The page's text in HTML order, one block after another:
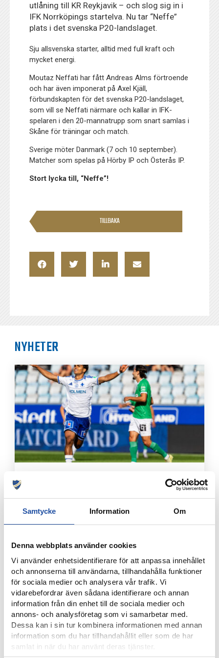
Samtycke Information Om
Denna webbplats använder cookies
Vi använder enhetsidentifierare för att anpassa innehållet
och annonserna till användarna, tillhandahålla funktioner
för sociala medier och analysera vår trafik. Vi
vidarebefordrar även sådana identifierare och annan
information från din enhet till de sociala medier och
annons- och analysföretag som vi samarbetar med.
Dessa kan i sin tur kombinera informationen med annan
information som du har tillhandahållit eller som de har
samlat in när du har använt deras tjänster.
utlåning till KR Reykjavik – och slog sig in i
IFK Norrköpings startelva. Nu tar “Neffe”
plats i det svenska P20-landslaget.
Sju allsvenska starter, alltid med full kraft och
mycket energi.
Moutaz Neffati har fått Andreas Alms förtroende
och har även imponerat på Axel Kjäll,
förbundskapten för det svenska P20-landslaget,
som vill se Neffati närmare och kallar in IFK-
spelaren i den 20-mannatrupp som snart samlas i
Skåne för träningar och match.
Sverige möter Danmark (7 och 10 september).
Matcher som spelas på Hörby IP och Österås IP.
Stort lycka till, “Neffe”!
TILLBAKA
NYHETER
NOELS STORA SHOW I 3-0-SEGERN – “OTROLIG KÄNSLA
MED VÅRA FANS”